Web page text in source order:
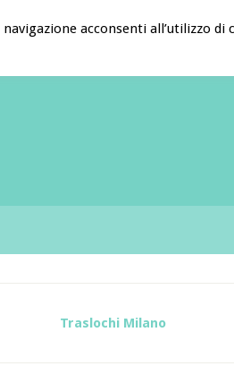
Traslochi Milano
acconsenti all’utilizzo di